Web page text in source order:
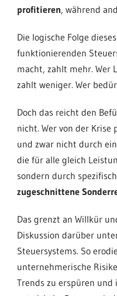
profitieren, während
Die logische Folge
funktionierenden
macht, zahlt mehr. Wer
zahlt weniger. Wer
Doch das reicht den
nicht. Wer von der
und zwar nicht durch
die für alle gleich
sondern durch
zugeschnittene
Das grenzt an Willkür
Diskussion darüber
Steuersystems. So
unternehmerische
Trends zu erspüren und